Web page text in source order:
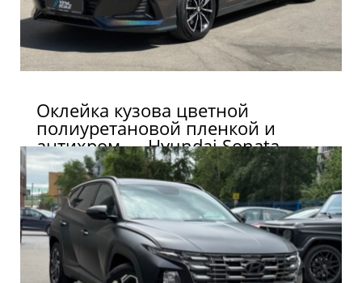
Оклейка кузова цветной
полиуретановой пленкой и
антихром — Hyundai Sonata